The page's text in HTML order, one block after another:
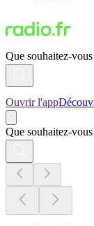
Que souhaitez-
Ouvrir l'app
Que souhaitez-